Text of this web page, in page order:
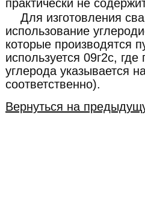
практически не
Для изготовления
использование
которые производятся
используется 09г2с,
углерода указывается
соответственно).
Вернуться на